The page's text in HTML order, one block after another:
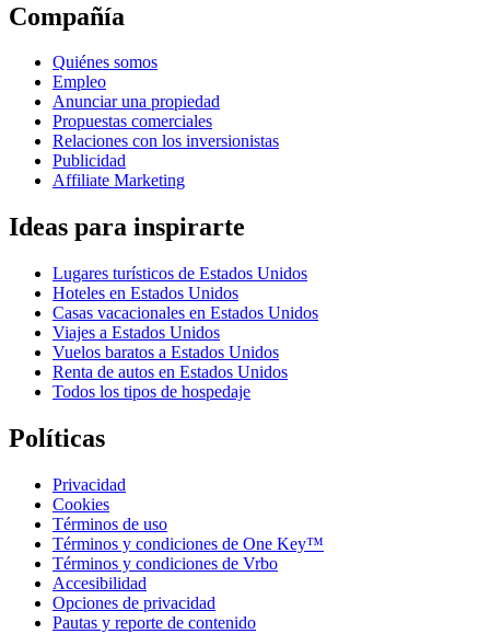
Compañía
Quiénes somos
Empleo
Anunciar una propiedad
Propuestas comerciales
Relaciones con los inversionistas
Publicidad
Affiliate Marketing
Ideas para inspirarte
Lugares turísticos de Estados Unidos
Hoteles en Estados Unidos
Casas vacacionales en Estados Unidos
Viajes a Estados Unidos
Vuelos baratos a Estados Unidos
Renta de autos en Estados Unidos
Todos los tipos de hospedaje
Políticas
Privacidad
Cookies
Términos de uso
Términos y condiciones de One Key™
Términos y condiciones de Vrbo
Accesibilidad
Opciones de privacidad
Pautas y reporte de contenido